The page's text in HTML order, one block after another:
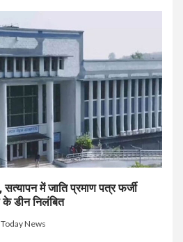
में जाति प्रमाण पत्र फर्जी
के डीन निलंबित
News